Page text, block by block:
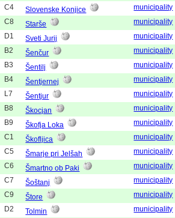
C4 Slovenske Konjice municipality
C8 Starše municipality
D1 Sveti Jurij municipality
B2 Šenčur municipality
B3 Šentilj municipality
B4 Šentjernej municipality
L7 Šentjur municipality
B8 Škocjan municipality
B9 Škofja Loka municipality
C1 Škofljica municipality
C5 Šmarje pri Jelšah municipality
C6 Šmartno ob Paki municipality
C7 Šoštanj municipality
C9 Štore municipality
D2 Tolmin municipality